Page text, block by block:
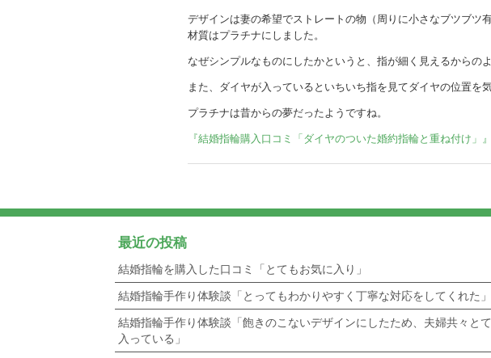
デザインは妻の希望でストレートの物（周りに小さなブツブ
材質はプラチナにしました。
なぜシンプルなものにしたかというと、指が細く見えるからのよ
また、ダイヤが入っているといちいち指を見てダイヤの位置
プラチナは昔からの夢だったようですね。
『結婚指輪購入口コミ「ダイヤのついた婚約指輪と重ね付け」
最近の投稿
結婚指輪を購入した口コミ「とてもお気に入り」
結婚指輪手作り体験談「とってもわかりやすく丁寧な対応をしてくれた」
結婚指輪手作り体験談「飽きのこないデザインにしたため、夫婦共々と
入っている」